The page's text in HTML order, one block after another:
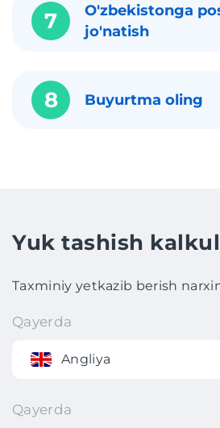
7
O'zbekistonga
jo'natish
8 Buyurtma oling
Yuk tashish
Taxminiy yetkazib berish
Qayerda
Angliya
Qayerda